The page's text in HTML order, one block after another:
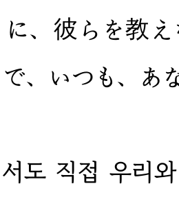
、彼らを教
、いつも、あ
도 직접 우리